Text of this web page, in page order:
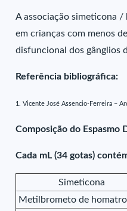
A associação simeticona
em crianças com menos
disfuncional dos gânglios
Referência bibliográfica:
1. Vicente José Assencio-Ferreira –
Composição do Espasmo
Cada mL (34 gotas)
Simeticona
Metilbrometo de